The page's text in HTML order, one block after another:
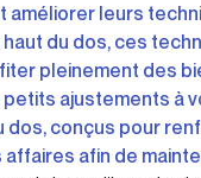
améliorer leurs
haut du dos, ces
pleinement des
ajustements à
dos, conçus pour
afin de